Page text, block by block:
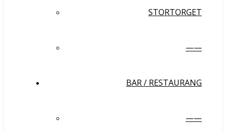
STORTORGET
——
BAR / RESTAURANG
——